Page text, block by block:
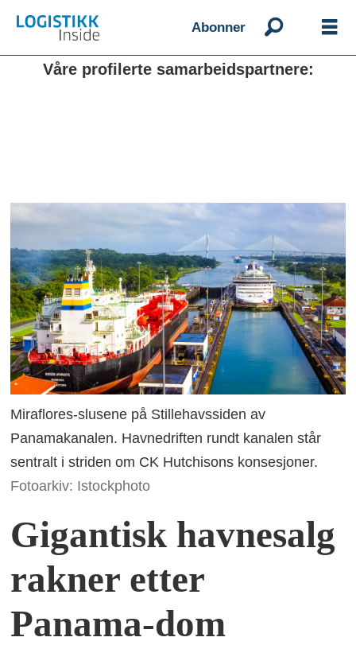
Abonner
Våre profilerte samarbeidspartnere:
Miraflores-slusene på Stillehavssiden av
Panamakanalen. Havnedriften rundt kanalen står
sentralt i striden om CK Hutchisons konsesjoner.
Fotoarkiv: Istockphoto
Gigantisk havnesalg
rakner etter
Panama-dom